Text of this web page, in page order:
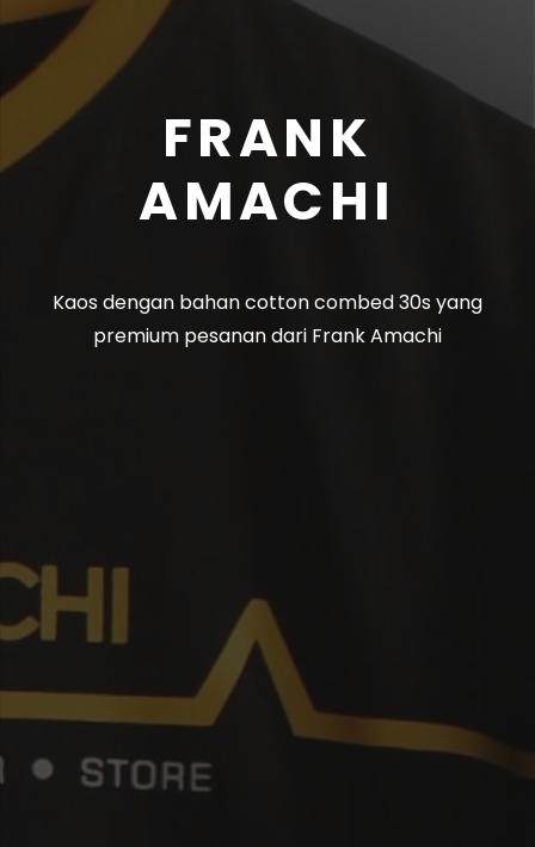
FRANK
AMACHI
Kaos dengan bahan cotton combed 30s yang
premium pesanan dari Frank Amachi